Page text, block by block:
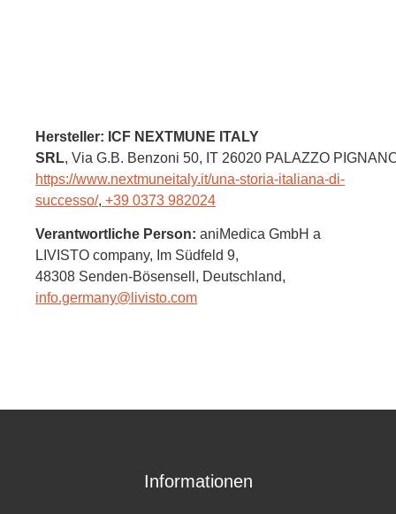
Hersteller: ICF NEXTMUNE ITALY
SRL, Via G.B. Benzoni 50, IT 26020 PALAZZO
https://www.nextmuneitaly.it/una-storia-italiana-di-
successo/, +39 0373 982024
Verantwortliche Person: aniMedica GmbH a
LIVISTO company, Im Südfeld 9,
48308 Senden-Bösensell, Deutschland,
info.germany@livisto.com
Informationen